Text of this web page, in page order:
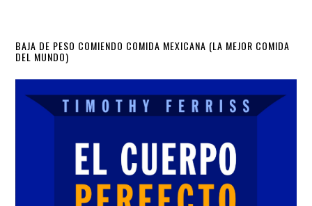
Primary
Sidebar
BAJA DE PESO COMIENDO COMIDA MEXICANA (LA MEJOR COMIDA
DEL MUNDO)